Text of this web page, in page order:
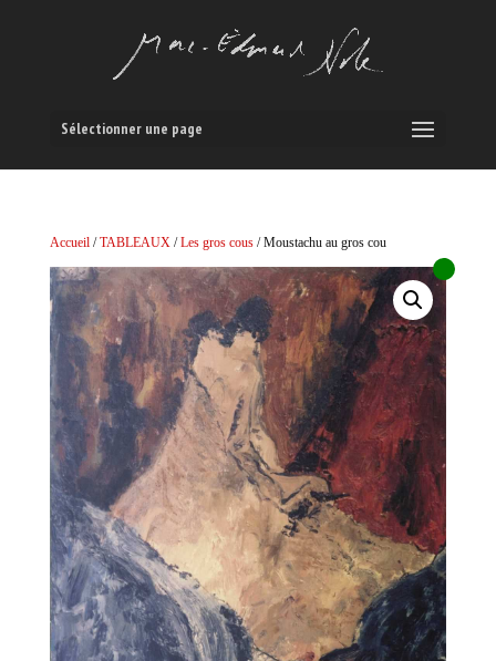
Sélectionner une page
Accueil/TABLEAUX/Les gros cous/ Moustachu au gros cou